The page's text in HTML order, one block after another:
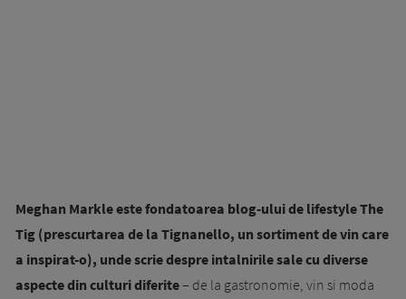
Meghan Markle este fondatoarea blog-ului de lifestyle The
Tig (prescurtarea de la Tignanello, un sortiment de vin care
a inspirat-o), unde scrie despre intalnirile sale cu diverse
aspecte din culturi diferite– de la gastronomie, vin si moda